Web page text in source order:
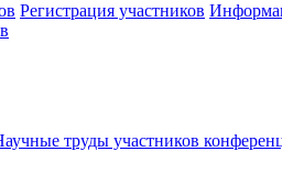
Регистрация участников
труды участников